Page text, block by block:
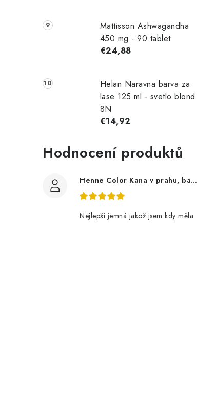
Mattisson Ashwagandha
450 mg - 90 tablet
€24,88
Helan Naravna barva za
lase 125 ml - svetlo blond
8N
€14,92
Hodnocení produktů
Henne Color Kana v prahu, barva: rjava 100 g
Nejlepší jemná jakož jsem kdy měla